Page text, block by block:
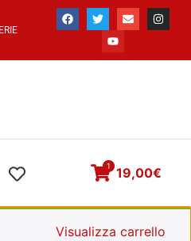
19,00€
1
Visualizza carrello